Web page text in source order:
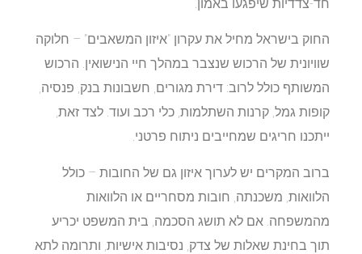
חד-צדדיות שיפגעו באמון.
החוק בישראל מחיל את עקרון "איזון המשאבים" – חלוקה
שוויונית של הרכוש שנצבר במהלך חיי הנישואין. הרכוש
המשותף כולל לרוב: דירת מגורים, חשבונות בנק, פנסיה,
קופות גמל, קרנות השתלמות, כלי רכב ועוד. לצד זאת,
ייתכנו חריגים שמחייבים ניתוח פרטני.
ברוב המקרים יש לערוך איזון גם של החובות – כולל
הלוואות, משכנתה, חובות מסחריים או הלוואות
מהמשפחה. אם לא תושג הסכמה, בית המשפט יכריע
תוך בחינת שאלות של צדק, נסיבות אישיות, ותרומה לתא